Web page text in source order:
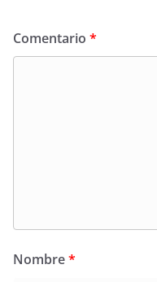
Comentario *
Nombre*